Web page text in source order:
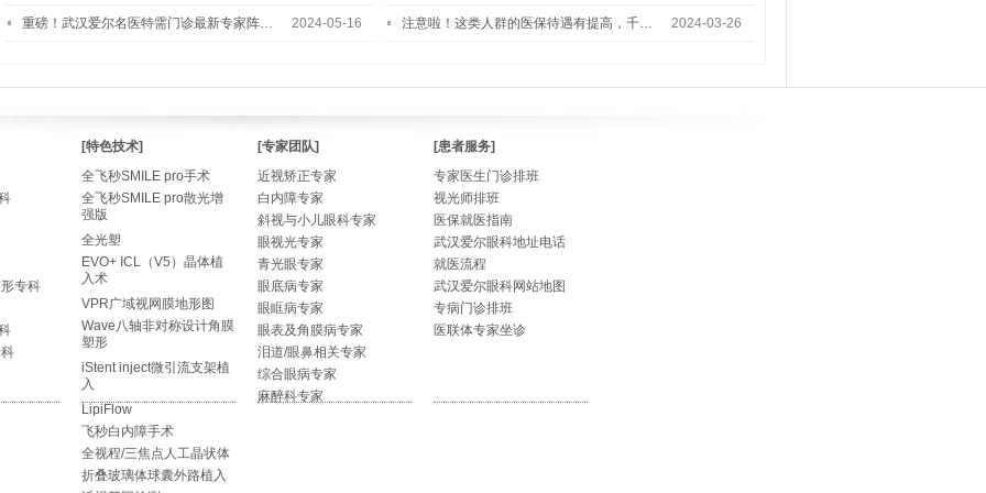
重磅！武汉爱尔名医特需门诊最新专家阵… 2024-05-16 注意啦！这类人群的医保待遇有提高，千… 2024-03-26
专科
[特色技术]
全飞秒SMILE pro手术
全飞秒SMILE pro散光增
强版
全光塑
EVO+ ICL（V5）晶体植
入术
VPR广域视网膜地形图
Wave八轴非对称设计角膜
塑形
iStent inject微引流支架植
入
LipiFlow
飞秒白内障手术
全视程/三焦点人工晶状体
折叠玻璃体球囊外路植入
[专家团队]
近视矫正专家
白内障专家
斜视与小儿眼科专家
眼视光专家
青光眼专家
眼底病专家
眼眶病专家
眼表及角膜病专家
泪道/眼鼻相关专家
综合眼病专家
麻醉科专家
[患者服务]
专家医生门诊排班
视光师排班
医保就医指南
武汉爱尔眼科地址电话
就医流程
武汉爱尔眼科网站地图
专病门诊排班
医联体专家坐诊